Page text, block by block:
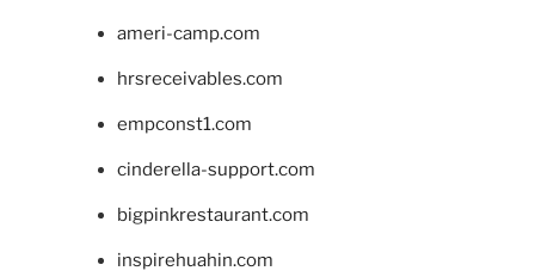
ameri-camp.com
hrsreceivables.com
empconst1.com
cinderella-support.com
bigpinkrestaurant.com
inspirehuahin.com